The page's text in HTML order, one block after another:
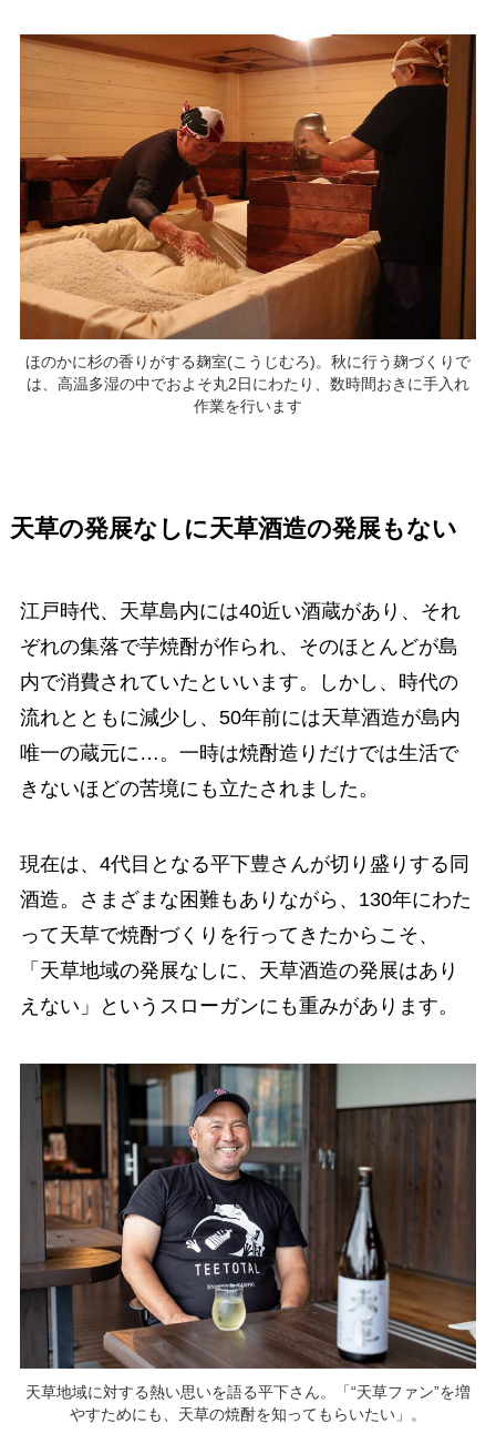
ほのかに杉の香りがする麹室(こうじむろ)。秋に行う麹づくりで
は、高温多湿の中でおよそ丸2日にわたり、数時間おきに手入れ
作業を行います
天草の発展なしに天草酒造の発展もない
江戸時代、天草島内には40近い酒蔵があり、それ
ぞれの集落で芋焼酎が作られ、そのほとんどが島
内で消費されていたといいます。しかし、時代の
流れとともに減少し、50年前には天草酒造が島内
唯一の蔵元に…。一時は焼酎造りだけでは生活で
きないほどの苦境にも立たされました。
現在は、4代目となる平下豊さんが切り盛りする同
酒造。さまざまな困難もありながら、130年にわた
って天草で焼酎づくりを行ってきたからこそ、
「天草地域の発展なしに、天草酒造の発展はあり
えない」というスローガンにも重みがあります。
天草地域に対する熱い思いを語る平下さん。「“天草ファン”を増
やすためにも、天草の焼酎を知ってもらいたい」。